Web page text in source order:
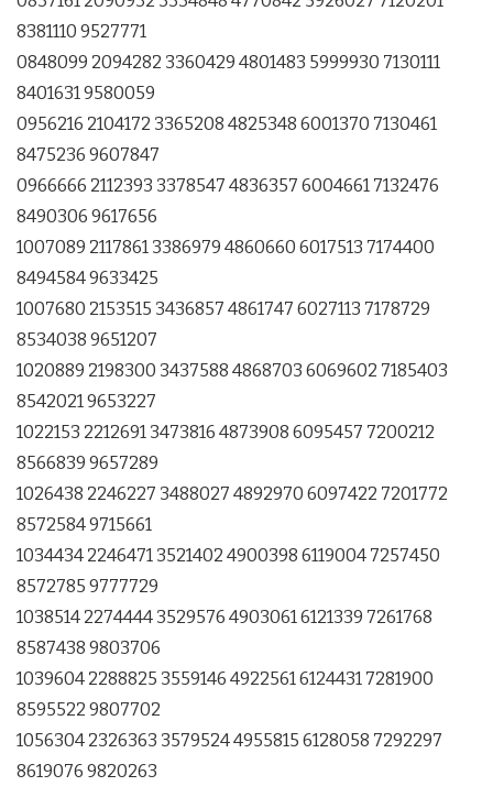
8381110 9527771
0848099 2094282 3360429 4801483 5999930 7130111
8401631 9580059
0956216 2104172 3365208 4825348 6001370 7130461
8475236 9607847
0966666 2112393 3378547 4836357 6004661 7132476
8490306 9617656
1007089 2117861 3386979 4860660 6017513 7174400
8494584 9633425
1007680 2153515 3436857 4861747 6027113 7178729
8534038 9651207
1020889 2198300 3437588 4868703 6069602 7185403
8542021 9653227
1022153 2212691 3473816 4873908 6095457 7200212
8566839 9657289
1026438 2246227 3488027 4892970 6097422 7201772
8572584 9715661
1034434 2246471 3521402 4900398 6119004 7257450
8572785 9777729
1038514 2274444 3529576 4903061 6121339 7261768
8587438 9803706
1039604 2288825 3559146 4922561 6124431 7281900
8595522 9807702
1056304 2326363 3579524 4955815 6128058 7292297
8619076 9820263